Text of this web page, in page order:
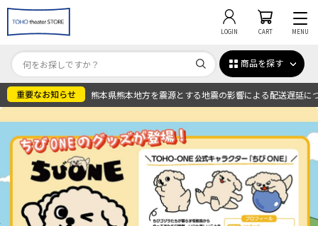
LOGIN CART MENU
商品を探す
熊本県熊本地方を震源とする地震の影響による配送遅延に